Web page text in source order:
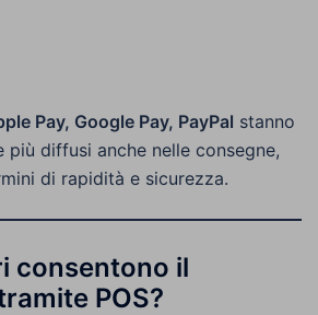
Pay, Google Pay, PayPal stanno
più diffusi anche nelle consegne,
di rapidità e sicurezza.
consentono il
POS?